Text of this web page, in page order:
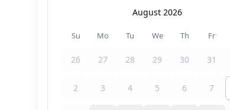
August 2026
Su Mo Tu We Th Fr
26 27 28 29 30 31
2 3 4 5 6 7